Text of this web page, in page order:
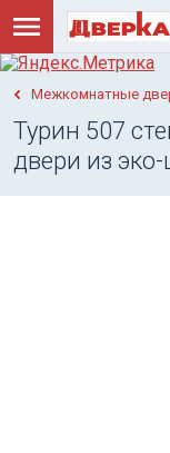
Межкомнатные
Турин 507
двери из